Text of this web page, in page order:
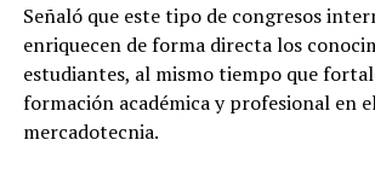
Señaló que este tipo de congresos
enriquecen de forma directa los
estudiantes, al mismo tiempo que
formación académica y profesional en
mercadotecnia.